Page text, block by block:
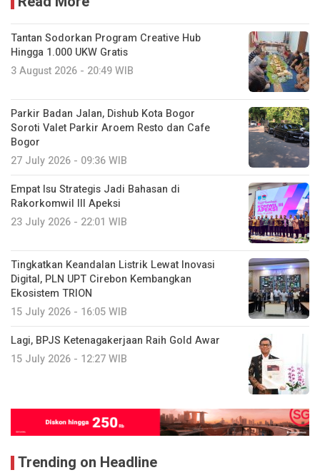
Tantan Sodorkan Program Creative Hub
Hingga 1.000 UKW Gratis
3 August 2026 - 20:49 WIB
Parkir Badan Jalan, Dishub Kota Bogor
Soroti Valet Parkir Aroem Resto dan Cafe
Bogor
27 July 2026 - 09:36 WIB
Empat Isu Strategis Jadi Bahasan di
Rakorkomwil III Apeksi
23 July 2026 - 22:01 WIB
Tingkatkan Keandalan Listrik Lewat Inovasi
Digital, PLN UPT Cirebon Kembangkan
Ekosistem TRION
15 July 2026 - 16:05 WIB
Lagi, BPJS Ketenagakerjaan Raih Gold Awar
15 July 2026 - 12:27 WIB
Trending on Headline